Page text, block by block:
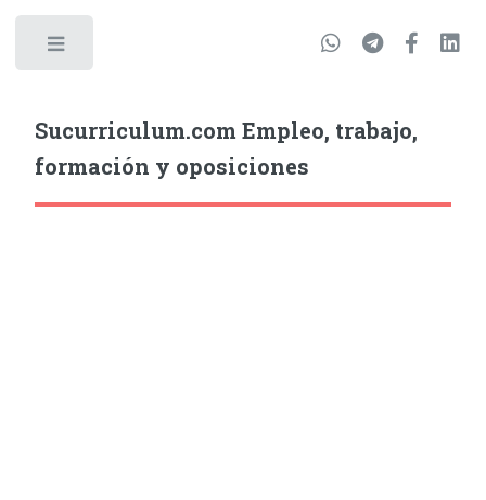
Sucurriculum.com Empleo, trabajo,
formación y oposiciones